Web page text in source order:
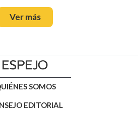
Ver más
SOMOS
EDITORIAL